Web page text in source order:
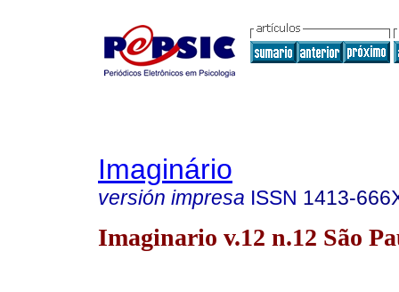
Imaginário
versión impresa ISSN 1413-
Imaginario v.12 n.12 São